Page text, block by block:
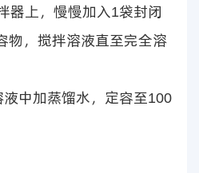
器上，慢慢加入1袋封闭
物，搅拌溶液直至完全溶
中加蒸馏水，定容至100